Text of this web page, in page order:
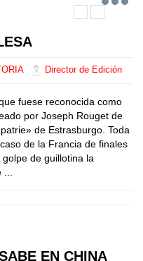
Director de Edición
fuese reconocida como
por Joseph Rouget de
de Estrasburgo. Toda
de la Francia de finales
de guillotina la
EN CHINA